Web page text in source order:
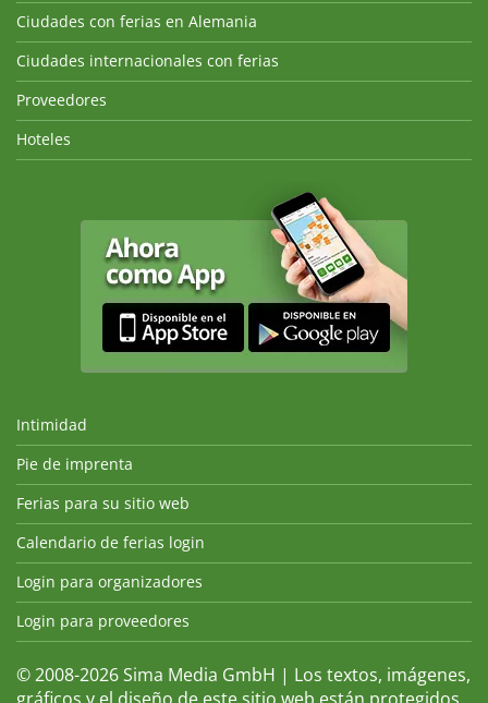
Ciudades con ferias en Alemania
Ciudades internacionales con ferias
Proveedores
Hoteles
Intimidad
Pie de imprenta
Ferias para su sitio web
Calendario de ferias login
Login para organizadores
Login para proveedores
© 2008-2026 Sima Media GmbH | Los textos, imágenes,